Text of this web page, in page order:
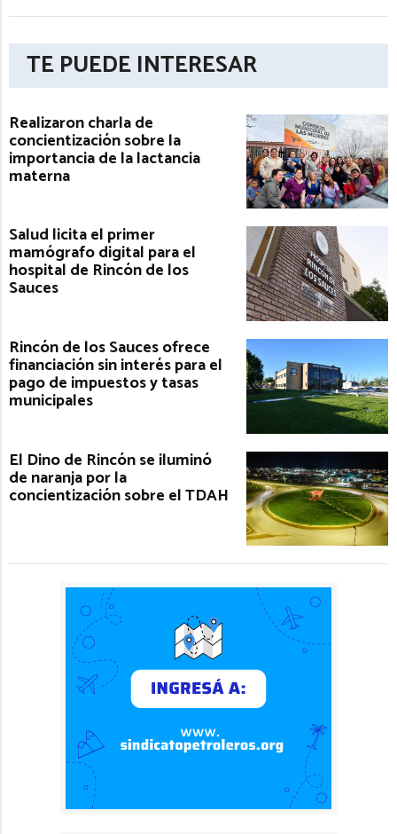
TE PUEDE INTERESAR
Realizaron charla de
concientización sobre la
importancia de la lactancia
materna
Salud licita el primer
mamógrafo digital para el
hospital de Rincón de los
Sauces
Rincón de los Sauces ofrece
financiación sin interés para el
pago de impuestos y tasas
municipales
El Dino de Rincón se iluminó
de naranja por la
concientización sobre el TDAH